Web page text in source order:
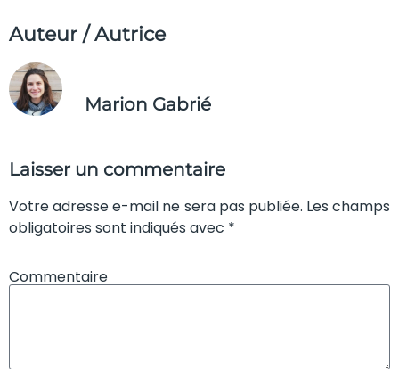
Auteur / Autrice
Marion Gabrié
Laisser un commentaire
Votre adresse e-mail ne sera pas publiée. Les champs
obligatoires sont indiqués avec *
Commentaire